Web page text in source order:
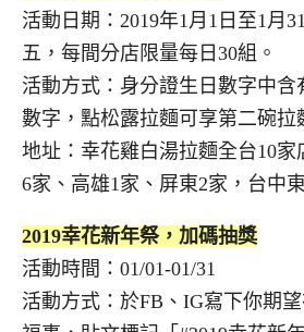
活動日期：2019年1月1日至1月
五，每間分店限量每日30組。
活動方式：身分證生日數字中含
數字，點松露拉麵可享第二碗拉
地址：幸花雞白湯拉麵全台10家
6家、高雄1家、屏東2家，台中
2019幸花新年祭，加碼抽獎
活動時間：01/01-01/31
活動方式：於FB、IG寫下你期